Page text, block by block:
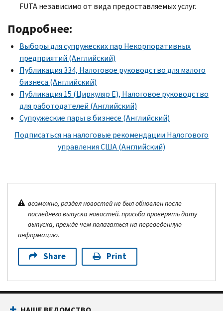
FUTAнезависимо от вида предоставляемых услуг.
Подробнее:
Выборы для супружеских пар Некорпоративных
предприятий (Английский)
Публикация 334, Налоговое руководство для малого
бизнеса (Английский)
Публикация 15 (Циркуляр E), Налоговое руководство
для работодателей (Английский)
Супружеские пары в бизнесе (Английский)
Подписаться на налоговые рекомендации Налогового
управления США (Английский)
возможно, раздел новостей не был обновлен после
последнего выпуска новостей. просьба проверять дату
выпуска, прежде чем полагаться на переведенную
информацию.
Share Print